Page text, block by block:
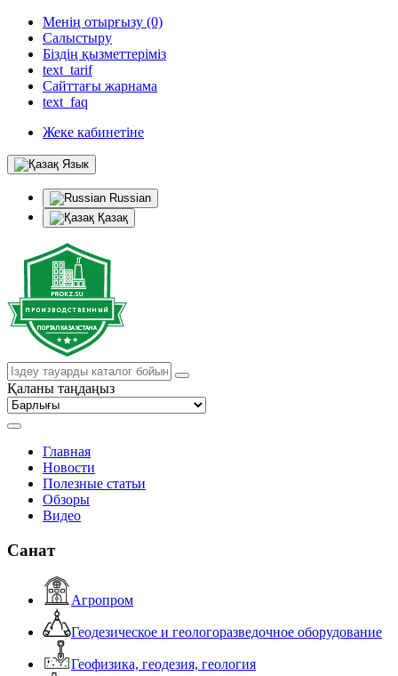
Менің отырғызу (0)
Салыстыру
Біздің қызметтеріміз
text_tarif
Сайттағы жарнама
text_faq
Жеке кабинетіне
Язык
Russian
Қазақ
Қаланы таңдаңыз
Главная
Новости
Полезные статьи
Обзоры
Видео
Санат
Агропром
Геодезическое и геологоразведочное оборудование
Геофизика, геодезия, геология